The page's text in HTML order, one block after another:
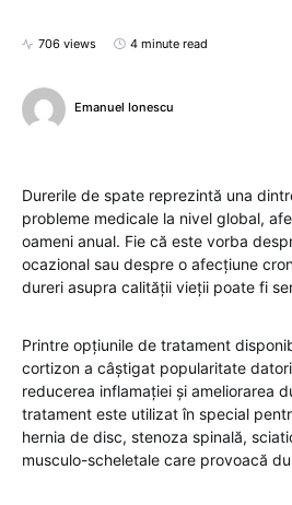
706 views 4 minute read
Emanuel Ionescu
Durerile de spate reprezintă una
probleme medicale la nivel global,
oameni anual. Fie că este vorba
ocazional sau despre o afecțiune
dureri asupra calității vieții poate fi
Printre opțiunile de tratament
cortizon a câștigat popularitate
reducerea inflamației și ameliorarea
tratament este utilizat în special
hernia de disc, stenoza spinală,
musculo-scheletale care provoacă